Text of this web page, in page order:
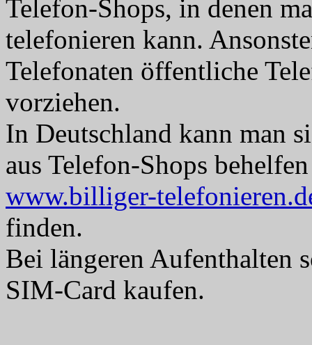
Telefon-Shops, in denen
telefonieren kann.
Telefonaten öffentliche
vorziehen.
In Deutschland kann man
aus Telefon-Shops
www.billiger-
finden.
Bei längeren Aufenthalten
SIM-Card kaufen.